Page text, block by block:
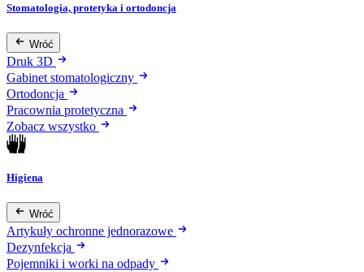
Stomatologia, protetyka i ortodoncja
Wróć
Druk 3D
Gabinet stomatologiczny
Ortodoncja
Pracownia protetyczna
Zobacz wszystko
Higiena
Wróć
Artykuły ochronne jednorazowe
Dezynfekcja
Pojemniki i worki na odpady